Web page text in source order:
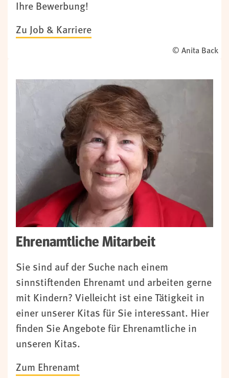
© Anita Back
Ihre Bewerbung!
Zu Job & Karriere
Ehrenamtliche Mitarbeit
Sie sind auf der Suche nach einem
sinnstiftenden Ehrenamt und arbeiten gerne
mit Kindern? Vielleicht ist eine Tätigkeit in
einer unserer Kitas für Sie interessant. Hier
finden Sie Angebote für Ehrenamtliche in
unseren Kitas.
Zum Ehrenamt